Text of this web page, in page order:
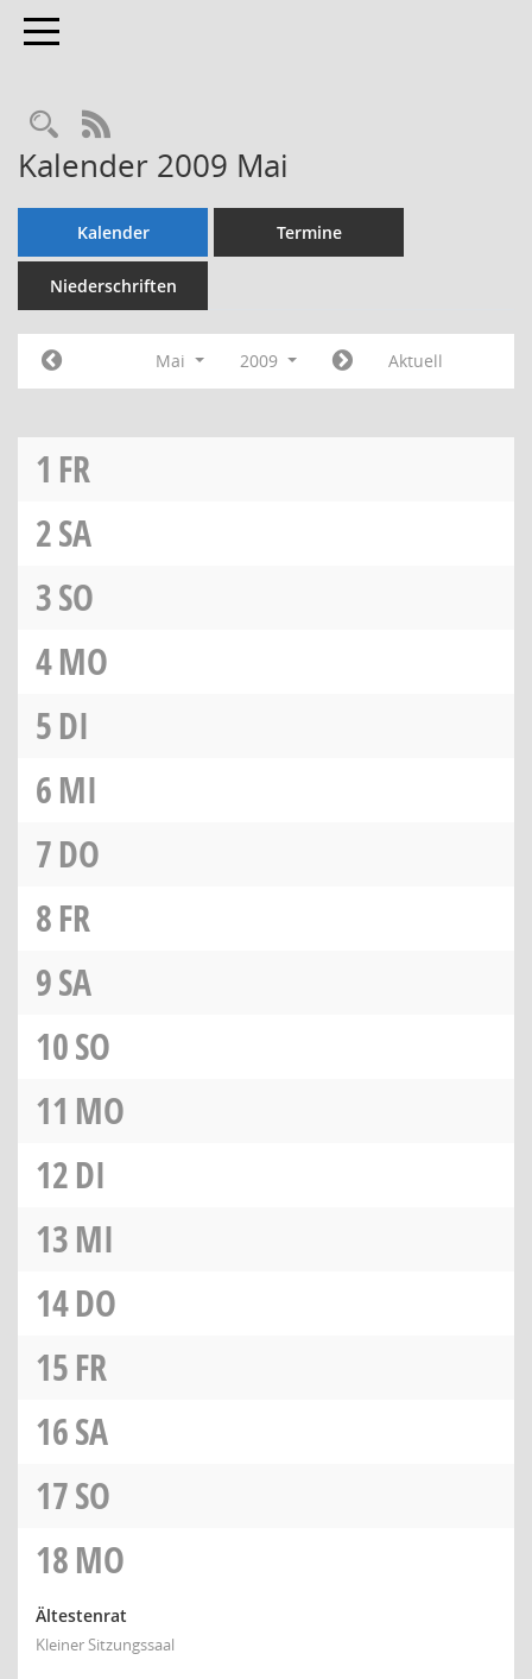
Toggle navigation
Rechercheauswahl
RSS-Feed
Kalender 2009 Mai
Kalender Termine
Niederschriften
Mai 2009 Aktuell
1 FR
2SA
3SO
4MO
5DI
6MI
7DO
8FR
9SA
10SO
11 MO
12DI
13MI
14DO
15FR
16SA
17SO
18MO
Ältestenrat
Kleiner Sitzungssaal